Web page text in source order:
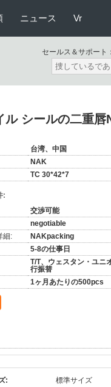
ニュース Vr
セールス＆サポート：
シールの二重唇
台湾、中国
NAK
TC 30*42*7
:
交渉可能
negotiable
細:
NAKpacking
5-8の仕事日
T/T、ウェスタン・ユニ
行振替
1ヶ月あたりの500pcs
: 標準サイズ